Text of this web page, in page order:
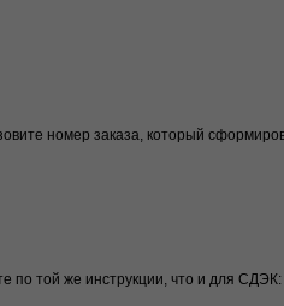
номер заказа, который
по той же инструкции, что и для СДЭК: